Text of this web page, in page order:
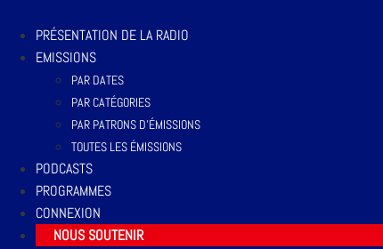
PRÉSENTATION DE LA RADIO
EMISSIONS
PAR DATES
PAR CATÉGORIES
PAR PATRONS D’ÉMISSIONS
TOUTES LES ÉMISSIONS
PODCASTS
PROGRAMMES
CONNEXION
NOUS SOUTENIR